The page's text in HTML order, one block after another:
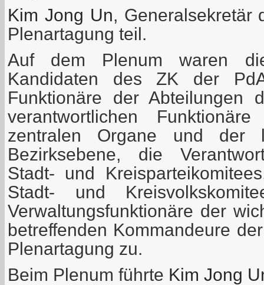
Kim Jong Un, Generalsekretär
Plenartagung teil.
Auf dem Plenum waren
Kandidaten des ZK der
Funktionäre der Abteilungen
verantwortlichen
zentralen Organe und der
Bezirksebene, die
Stadt- und
Stadt- und
Verwaltungsfunktionäre der
betreffenden Kommandeure
Plenartagung zu.
Beim Plenum führte Kim Jong